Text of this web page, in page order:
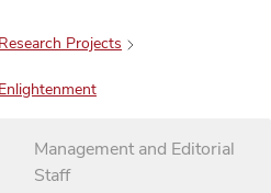
Projects
Management and Editorial
Staff